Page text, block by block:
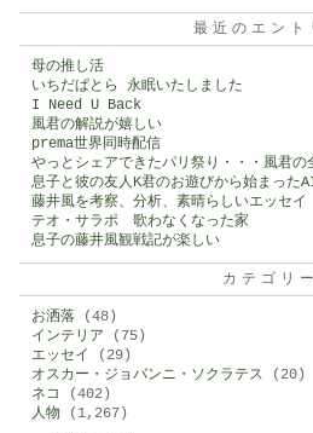
最近のエント
母の推し活
いちだぱとら 永眠いたしました
I Need U Back
風君の解説が嬉しい
prema世界同時配信
やっとシェアできたパリ祭り・・・風君
息子と彼の友人K君のお遊びから始まった
藤井風を考察、分析、素晴らしいエッセイ
テオ・サラポ 歌わなくなった家
息子の藤井風観戦記が楽しい
カテゴリー
お洒落 (48)
インテリア (75)
エッセイ
(29)
オスカー・ジョバンニ・ソクラテス (20)
ネコ
(402)
人物 (1,267)